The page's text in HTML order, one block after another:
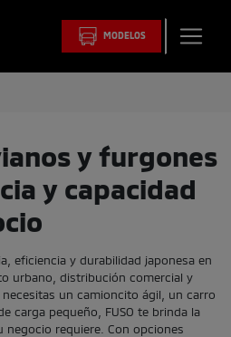
MODELOS
y furgones
y capacidad
eficiencia y durabilidad japonesa en
urbano, distribución comercial y
un camioncito ágil, un carro
carga pequeño, FUSO te brinda la
requiere. Con opciones